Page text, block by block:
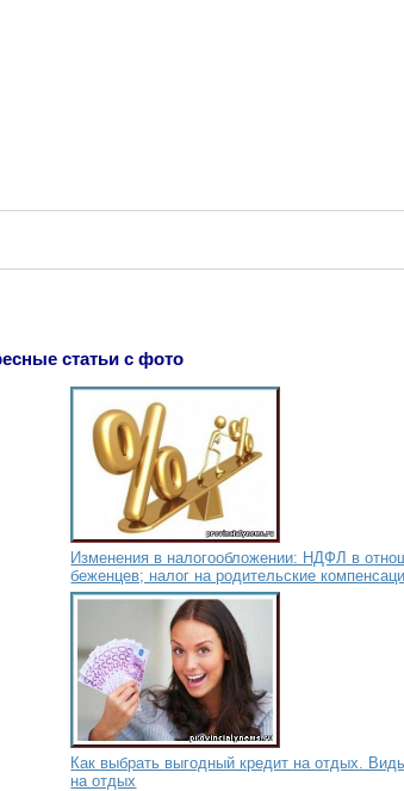
статьи с фото
Изменения в налогообложении: НДФЛ в
беженцев; налог на родительские
Как выбрать выгодный кредит на отдых.
на отдых